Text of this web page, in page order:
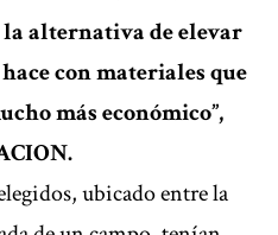
alternativa de elevar
con materiales que
más económico”,
ubicado entre la